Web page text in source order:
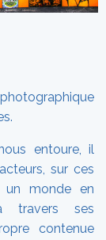
entoure, il
sur ces
monde en
travers ses
contenue